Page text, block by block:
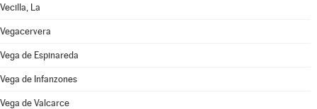
Vecilla, La
Vegacervera
Vega de Espinareda
Vega de Infanzones
Vega de Valcarce